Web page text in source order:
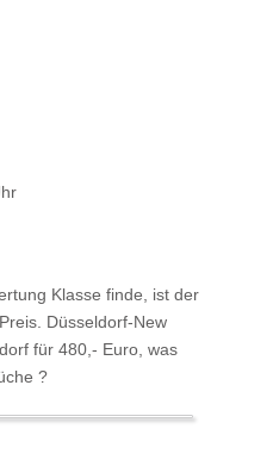
Klasse finde, ist der
Düsseldorf-New
für 480,- Euro, was
?